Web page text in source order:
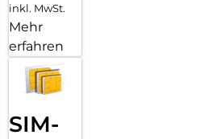
inkl. MwSt.
Mehr
erfahren
SIM-